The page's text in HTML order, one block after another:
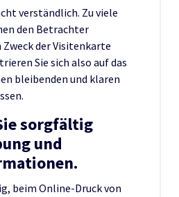
verständlich. Zu viele
den Betrachter
der Visitenkarte
Sie sich also auf das
bleibenden und klaren
sorgfältig
und
beim Online-Druck von